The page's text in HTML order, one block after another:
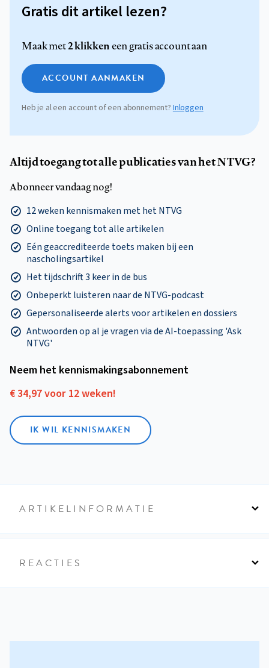
Gratis dit artikel lezen?
Maak met2 klikkeneen gratis account aan
ACCOUNT AANMAKEN
Heb je al een account of een abonnement? Inloggen
Altijd toegang tot alle publicaties van het NTVG?
Abonneer vandaag nog!
12 weken kennismaken met het NTVG
Online toegang tot alle artikelen
Eén geaccrediteerde toets maken bij een
nascholingsartikel
Het tijdschrift 3 keer in de bus
Onbeperkt luisteren naar de NTVG-podcast
Gepersonaliseerde alerts voor artikelen en dossiers
Antwoorden op al je vragen via de AI-toepassing 'Ask
NTVG'
Neem het kennismakings­abonnement
€ 34,97 voor 12 weken!
IK WIL KENNISMAKEN
ARTIKELINFORMATIE
REACTIES